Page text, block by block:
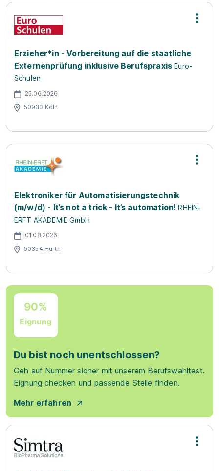
Erzieher*in - Vorbereitung auf die staatliche
Externenprüfung inklusive Berufspraxis Euro-
Schulen
25.06.2026
50933 Köln
Elektroniker für Automatisierungstechnik
(m/w/d) - It’s not a trick - It’s automation! RHEIN-
ERFT AKADEMIE GmbH
01.08.2026
50354 Hürth
90%
Eignung
Du bist noch unentschlossen?
Geh auf Nummer sicher mit unserem Berufswahltest.
Eignung checken und passende Stelle finden.
Mehr erfahren